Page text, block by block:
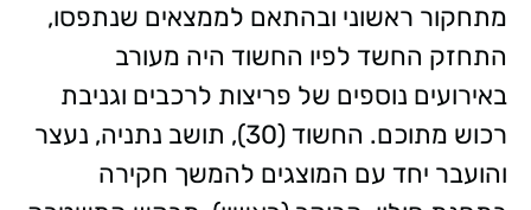
מתחקור ראשוני ובהתאם לממצאים שנתפסו,
התחזק החשד לפיו החשוד היה מעורב
באירועים נוספים של פריצות לרכבים וגניבת
רכוש מתוכם. החשוד (30), תושב נתניה, נעצר
והועבר יחד עם המוצגים להמשך חקירה